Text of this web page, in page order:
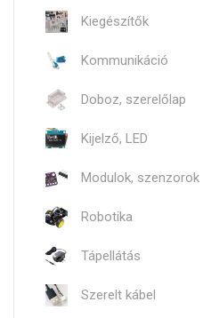
Kiegészítők
Kommunikáció
Doboz, szerelőlap
Kijelző, LED
Modulok, szenzorok
Robotika
Tápellátás
Szerelt kábel